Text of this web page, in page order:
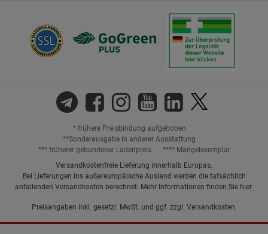
* frühere Preisbindung aufgehoben
**Sonderausgabe in anderer Ausstattung
*** früherer gebundener Ladenpreis
**** Mängelexemplar
Versandkostenfreie Lieferung innerhalb Europas.
Bei Lieferungen ins außereuropäische Ausland werden die tatsächlich
anfallenden Versandkosten berechnet. Mehr Informationen finden Sie hier.
Preisangaben inkl. gesetzl. MwSt. und ggf. zzgl. Versandkosten.